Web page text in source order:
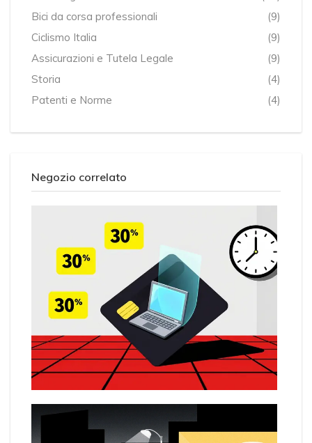
Bici da corsa professionali
(9)
Ciclismo Italia
(9)
Assicurazioni e Tutela Legale
(9)
Storia
(4)
Patenti e Norme
(4)
Negozio correlato